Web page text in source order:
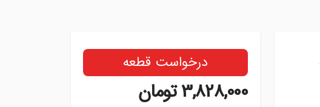
درخواست قطعه
3,828,000تومان